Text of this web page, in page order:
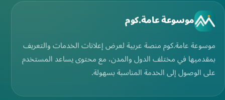
موسوعة عامة.كوم
موسوعة عامة.كوم منصة عربية لعرض إعلانات الخدمات والتعريف
بمقدميها في مختلف الدول والمدن، مع محتوى يساعد المستخدم
على الوصول إلى الخدمة المناسبة بسهولة.